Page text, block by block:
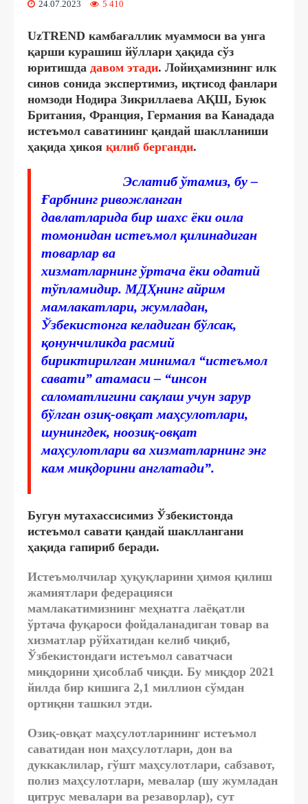
24.07.2023 5 410
UzTREND камбағаллик муаммоси ва унга
қарши курашиш йўллари ҳақида сўз
юритишда давом этади. Лойиҳамизнинг илк
синов сонида экспертимиз, иқтисод фанлари
номзоди Нодира Зикриллаева АҚШ, Буюк
Британия, Франция, Германия ва Канадада
истеъмол саватининг қандай шаклланиши
ҳақида ҳикоя қилиб берганди.
Эслатиб ўтамиз, бу –
Ғарбнинг ривожланган
давлатларида бир шахс ёки оила
томонидан истеъмол қилинадиган
товарлар ва
хизматларнинг ўртача ёки одатий
тўпламидир. МДҲнинг айрим
мамлакатлари, жумладан,
Ўзбекистонга келадиган бўлсак,
қонунчиликда расмий
бириктирилганминимал “истеъмол
савати” атамаси – “инсон
саломатлигини сақлаш учун зарур
бўлган озиқ-овқат маҳсулотлари,
шунингдек, ноозиқ-овқат
маҳсулотлари ва хизматларнинг энг
кам миқдорини англатади”.
Бугун мутахассисимиз Ўзбекистонда
истеъмол савати қандай шакллангани
ҳақида гапириб беради.
Истеъмолчилар ҳуқуқларини ҳимоя қилиш
жамиятлари федерацияси
мамлакатимизнинг меҳнатга лаёқатли
ўртача фуқароси фойдаланадиган товар ва
хизматлар рўйхатидан келиб чиқиб,
Ўзбекистондаги истеъмол саватчаси
миқдорини ҳисоблаб чиқди. Бу миқдор 2021
йилда бир кишига 2,1 миллион сўмдан
ортиқни ташкил этди.
Озиқ-овқат маҳсулотларининг истеъмол
саватидан нон маҳсулотлари, дон ва
дуккаклилар, гўшт маҳсулотлари, сабзавот,
полиз маҳсулотлари, мевалар (шу жумладан
цитрус мевалари ва резаворлар), сут